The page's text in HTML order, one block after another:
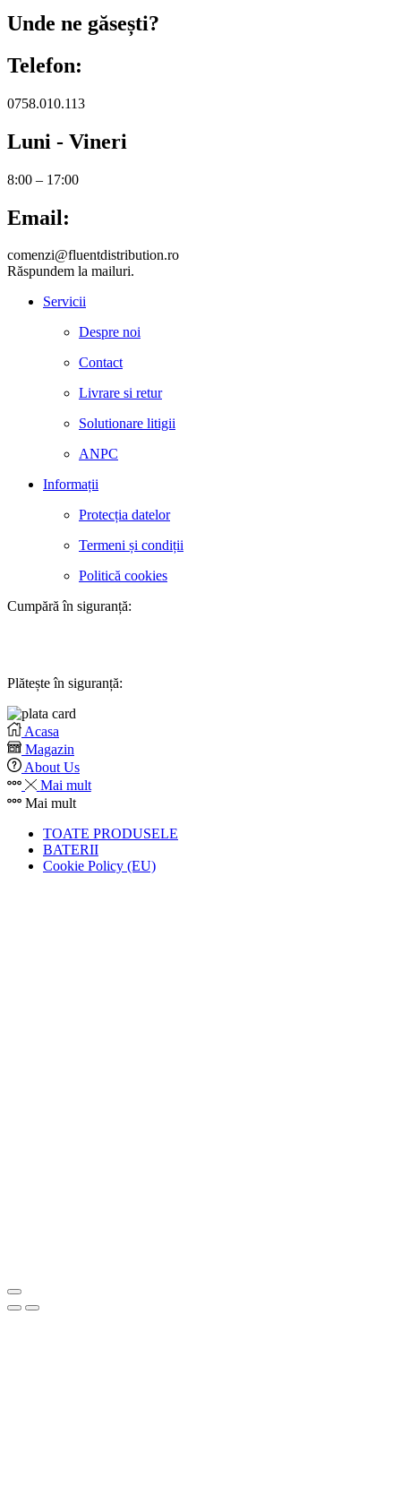
Unde ne găsești?
Telefon:
0758.010.113
Luni - Vineri
8:00 – 17:00
Email:
comenzi@fluentdistribution.ro
Răspundem la mailuri.
Servicii
Despre noi
Contact
Livrare si retur
Solutionare litigii
ANPC
Informații
Protecția datelor
Termeni și condiții
Politică cookies
Cumpără în siguranță:
Plătește în siguranță:
Acasa
Magazin
About Us
Mai mult
Mai mult
TOATE PRODUSELE
BATERII
Cookie Policy (EU)